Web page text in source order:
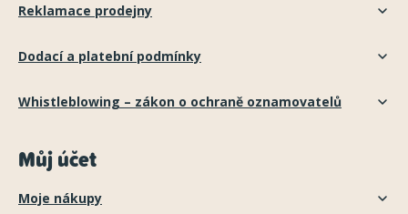
Reklamace prodejny
Dodací a platební podmínky
Whistleblowing – zákon o ochraně oznamovatelů
Můj účet
Moje nákupy